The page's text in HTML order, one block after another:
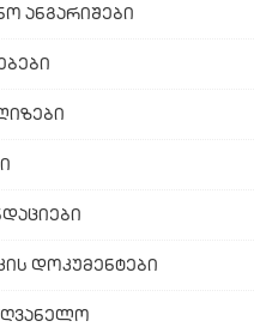
ანგარიშები
დოკუმენტები